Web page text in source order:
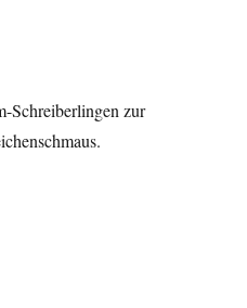
Schreiberlingen zur